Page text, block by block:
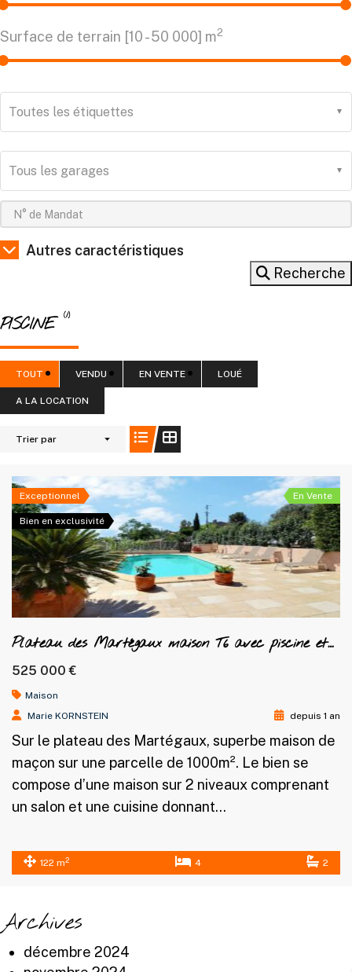
Surface de terrain [10-50 000] m2
Toutes les étiquettes
Tous les garages
Autres caractéristiques
Recherche
PISCINE (1)
TOUT VENDU EN VENTE LOUÉ
A LA LOCATION
Trier par
Exceptionnel
Bien en exclusivité
En Vente
Plateau des Martégaux maison T6 avec piscine et grand terrain
525 000 €
Maison
Marie KORNSTEIN
depuis 1 an
Sur le plateau des Martégaux, superbe maison de
maçon sur une parcelle de 1000m². Le bien se
compose d’une maison sur 2 niveaux comprenant
un salon et une cuisine donnant…
122 m2 4 2
Archives
décembre 2024